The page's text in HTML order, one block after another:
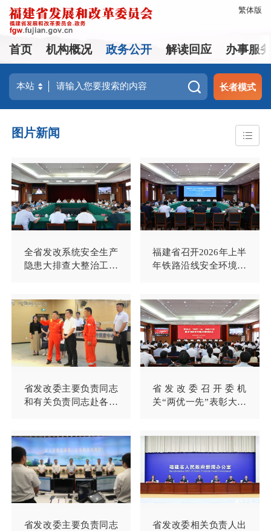
繁体版
首页 机构概况 政务公开 解读回应 办事服
长者模式
图片新闻
全省发改系统安全生产
隐患大排查大整治工作
福建省召开2026年上半
年铁路沿线安全环境治
排查整治大会战启动会
议
省发改委主要负责同志
和有关负责同志赴各地
省发改委召开委机
关“两优一先”表彰大会
省发改委主要负责同志
省发改委相关负责人出